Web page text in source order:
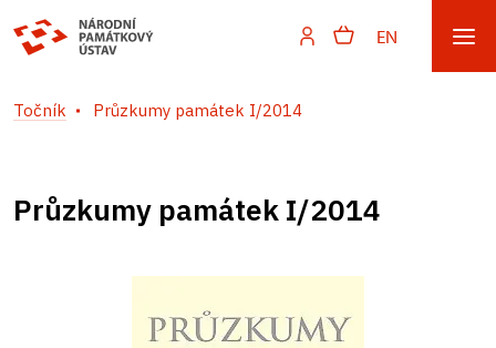
EN
Točník Průzkumy památek I/2014
Průzkumy památek I/2014